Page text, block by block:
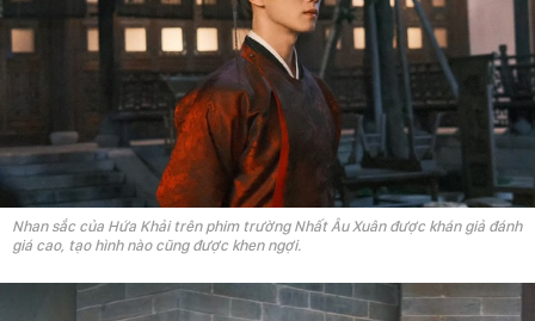
Nhan sắc của Hứa Khải trên phim trường Nhất Âu Xuân được khán giả đánh
giá cao, tạo hình nào cũng được khen ngợi.